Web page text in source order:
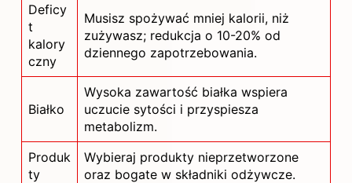
Deficy
t
kalory
czny
Musisz spożywać mniej kalorii, niż
zużywasz; redukcja o 10-20% od
dziennego zapotrzebowania.
Białko
Wysoka zawartość białka wspiera
uczucie sytości i przyspiesza
metabolizm.
Produk
ty
Wybieraj produkty nieprzetworzone
oraz bogate w składniki odżywcze.